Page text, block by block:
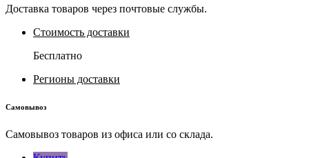
Доставка товаров через почтовые службы.
Стоимость доставки
Бесплатно
Регионы доставки
Самовывоз
Самовывоз товаров из офиса или со склада.